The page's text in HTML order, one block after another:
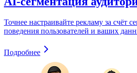
Точнее настраивайте рекламу за счёт
поведения пользователей и ваших
Подробнее